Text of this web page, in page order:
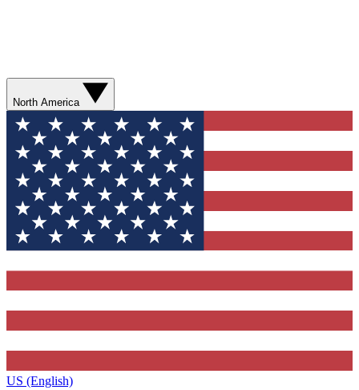
North America
US (English)